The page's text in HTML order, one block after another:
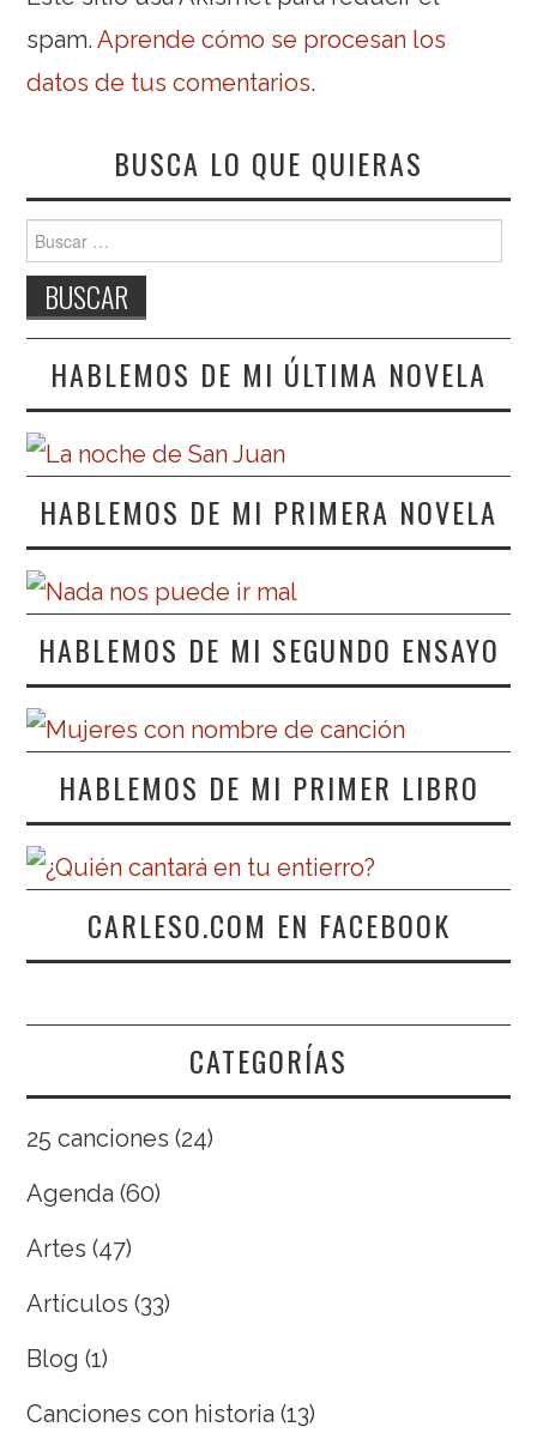
spam.Aprende cómo se procesan los
datos de tus comentarios.
BUSCA LO QUE QUIERAS
Buscar:
HABLEMOS DE MI ÚLTIMA NOVELA
HABLEMOS DE MI PRIMERA NOVELA
HABLEMOS DE MI SEGUNDO ENSAYO
HABLEMOS DE MI PRIMER LIBRO
CARLESO.COM EN FACEBOOK
CATEGORÍAS
25 canciones (24)
Agenda (60)
Artes (47)
Artículos (33)
Blog (1)
Canciones con historia (13)